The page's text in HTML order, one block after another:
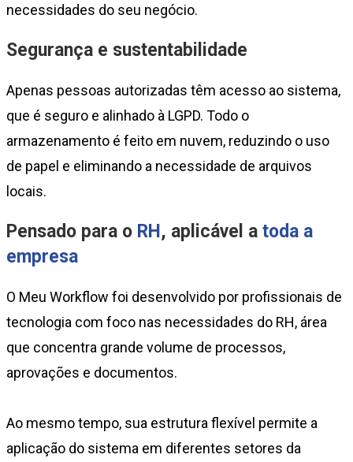
necessidades do seu negócio.
Segurança e sustentabilidade
Apenas pessoas autorizadas têm acesso ao sistema,
que é seguro e alinhado à LGPD. Todo o
armazenamento é feito em nuvem, reduzindo o uso
de papel e eliminando a necessidade de arquivos
locais.
Pensado para o RH, aplicável a toda a
empresa
O Meu Workflow foi desenvolvido por profissionais de
tecnologia com foco nas necessidades do RH, área
que concentra grande volume de processos,
aprovações e documentos.
Ao mesmo tempo, sua estrutura flexível permite a
aplicação do sistema em diferentes setores da